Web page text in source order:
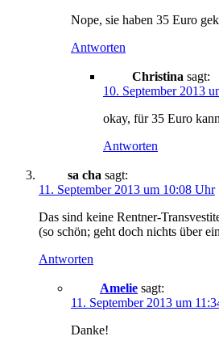
Nope, sie haben 35 Euro
Antworten
Christina sagt:
10. September 2013
okay, für 35 Euro
Antworten
sa cha sagt:
11. September 2013 um 10:08 Uhr
Das sind keine Rentner-
(so schön; geht doch nichts über
Antworten
Amelie sagt:
11. September 2013 um
Danke!